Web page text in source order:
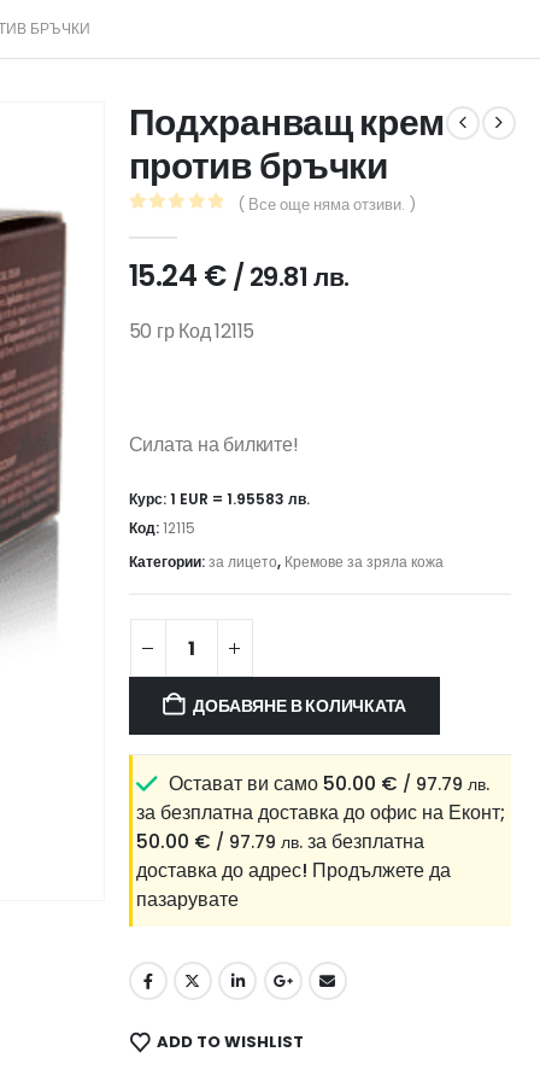
БРЪЧКИ
Подхранващ крем
против бръчки
( Все още няма отзиви. )
15.24 € / 29.81 лв.
50 гр Код 12115
Силата на билките!
Курс: 1 EUR = 1.95583 лв.
Код:12115
Категории:за лицето, Кремове за зряла кожа
ДОБАВЯНЕ В КОЛИЧКАТА
Остават ви само 50.00 € / 97.79 лв.
за безплатна доставка до офис на Еконт;
50.00 € / 97.79 лв. за безплатна
доставка до адрес! Продължете да
пазарувате
ADD TO WISHLIST